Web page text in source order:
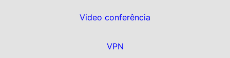
Video conferência
VPN